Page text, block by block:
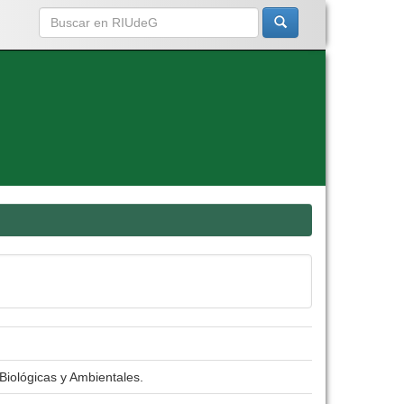
y Ambientales.